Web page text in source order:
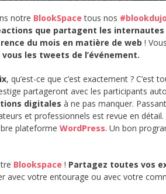
notre BlookSpace tous nos
que partagent les internautes
du mois en matière de web !
les tweets de l’événement.
, qu’est-ce que c’est exactement ? C’est
partageront avec les participants
digitales à ne pas manquer.
et professionnels est revue en
plateforme WordPress. Un bon
Blookspace ! Partagez toutes vos
avec votre entourage ou avec votre